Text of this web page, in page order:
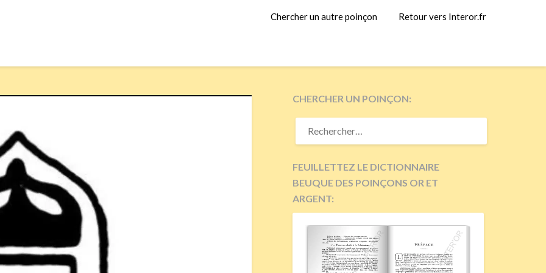
Chercher un autre poinçon Retour vers Interor.fr
CHERCHER UN POINÇON:
RECHERCHER :
FEUILLETTEZ LE DICTIONNAIRE
BEUQUE DES POINÇONS OR ET
ARGENT: